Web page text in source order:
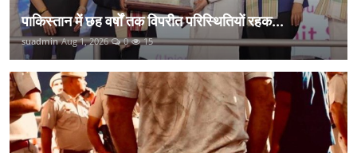
पाकिस्तान में छह वर्षों तक विपरीत परिस्थितियों रहक...
suadmin Aug 1, 2026 0 15